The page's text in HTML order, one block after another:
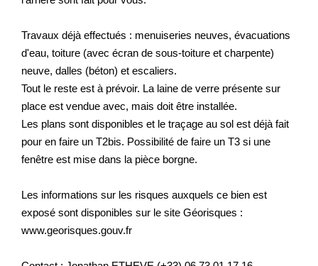
Travaux déjà effectués : menuiseries neuves, évacuations
d'eau, toiture (avec écran de sous-toiture et charpente)
neuve, dalles (béton) et escaliers.
Tout le reste est à prévoir. La laine de verre présente sur
place est vendue avec, mais doit être installée.
Les plans sont disponibles et le traçage au sol est déjà fait
pour en faire un T2bis. Possibilité de faire un T3 si une
fenêtre est mise dans la pièce borgne.
Les informations sur les risques auxquels ce bien est
exposé sont disponibles sur le site Géorisques :
www.georisques.gouv.fr